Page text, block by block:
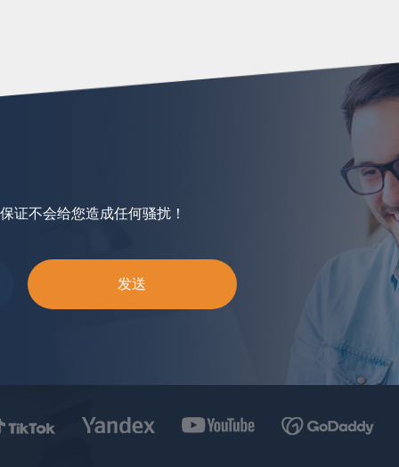
证不会给您造成任何骚扰！